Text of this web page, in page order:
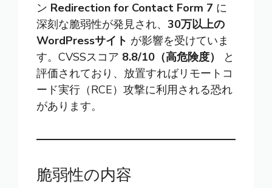
ン Redirection for Contact Form 7 に
深刻な脆弱性が発見され、 30万以上の
WordPressサイト が影響を受けていま
す。CVSSスコア 8.8/10（高危険度）
と
評価されており、放置すればリモートコ
ード実行（RCE）攻撃に利用される恐れ
があります。
脆弱性の内容